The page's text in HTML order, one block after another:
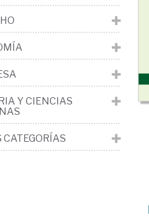
Y CIENCIAS
CATEGORÍAS